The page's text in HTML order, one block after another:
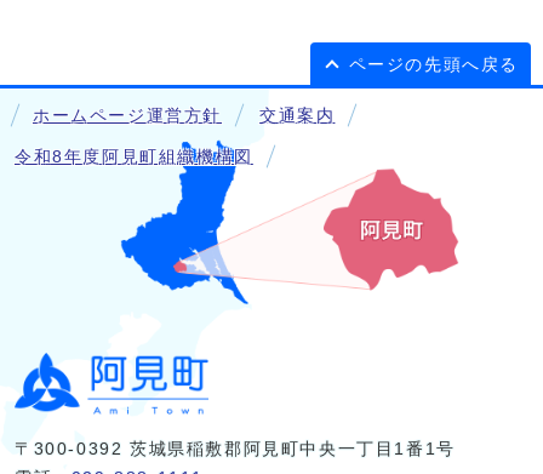
ページの先頭へ戻る
ホームページ運営方針 交通案内
令和8年度阿見町組織機構図
〒300-0392 茨城県稲敷郡阿見町中央一丁目1番1号